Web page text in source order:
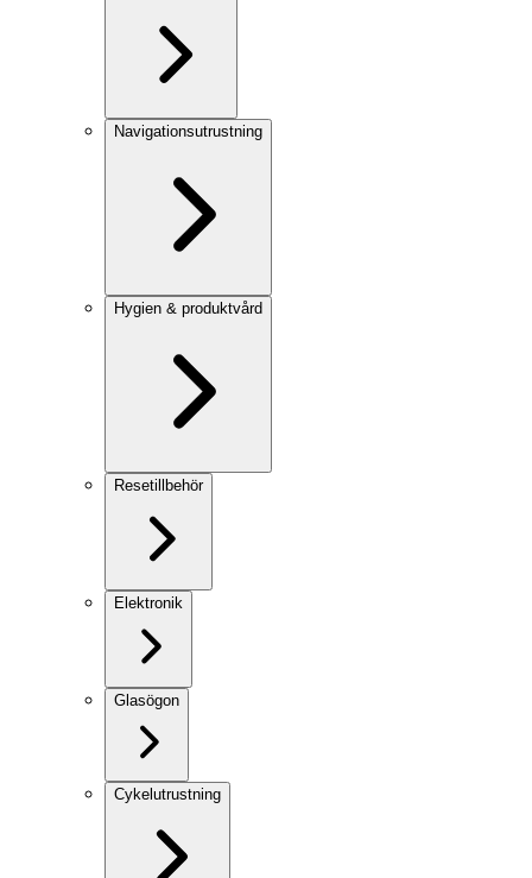
Navigationsutrustning
Hygien & produktvård
Resetillbehör
Elektronik
Glasögon
Cykelutrustning